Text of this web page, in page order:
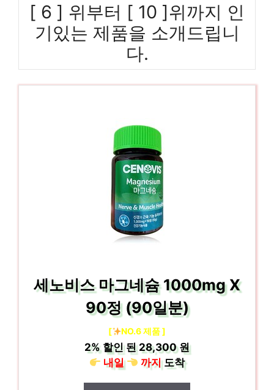
[ 6 ] 위부터 [ 10 ]위까지 인
기있는 제품을 소개드립니
다.
세노비스 마그네슘 1000mg X
90정 (90일분)
[ NO.6 제품 ]
2%할인 된28,300 원
내일
까지도착